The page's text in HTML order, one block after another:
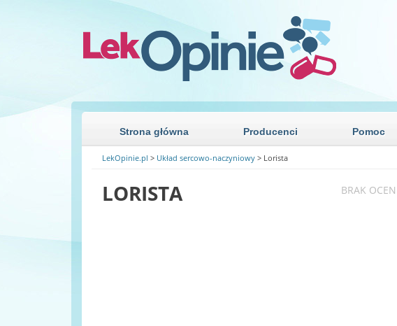
Strona główna Producenci Pomoc
LekOpinie.pl > Układ sercowo-naczyniowy > Lorista
LORISTA BRAK OCEN